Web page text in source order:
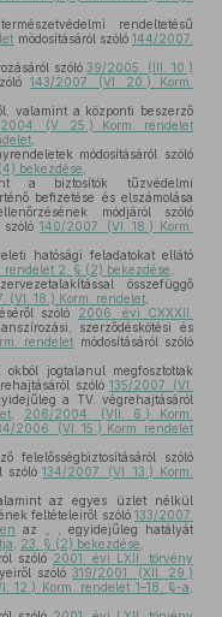
rendeltetésű
módosításáról szóló144/2007.
szóló39/2005. (III. 10.)
143/2007. (VI. 20.) Korm.
valamint a központi beszerző
(V. 25.) Korm. rendelet
módosításáról szóló
bekezdése
a biztosítók tűzvédelmi
befizetése és elszámolása
módjáról szóló
szóló 140/2007. (VI. 18.) Korm.
hatósági feladatokat ellátó
rendelet 2. § (2) bekezdése
összefüggő
(VI. 18.) Korm. rendelet
szóló
2006. évi CXXXII.
szerződéskötési és
rendelet módosításáról szóló
jogtalanul megfosztottak
szóló 135/2007. (VI.
a TV. végrehajtásáról
206/2004. (VII. 6.) Korm.
2006. (VI. 15.) Korm. rendelet
felelősségbiztosításáról szóló
szóló134/2007. (VI. 13.) Korm.
az egyes üzlet nélkül
feltételeiről szóló 133/2007.
az „ , egyidejűleg hatályát
23. § (2) bekezdése
szóló 2001. évi LXII. törvény
szóló319/2001. (XII. 29.)
12.) Korm. rendelet 1–18. §-a